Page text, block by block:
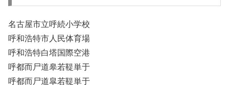
名古屋市立呼続小学校
呼和浩特市人民体育場
呼和浩特白塔国際空港
呼都而尸道皋若鞮単于
呼都而尸道皐若鞮単于